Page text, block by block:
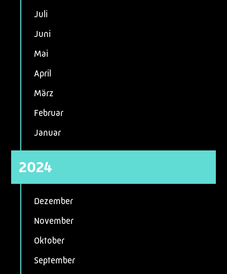
Juli
Juni
Mai
April
März
Februar
Januar
2024
Dezember
November
Oktober
September